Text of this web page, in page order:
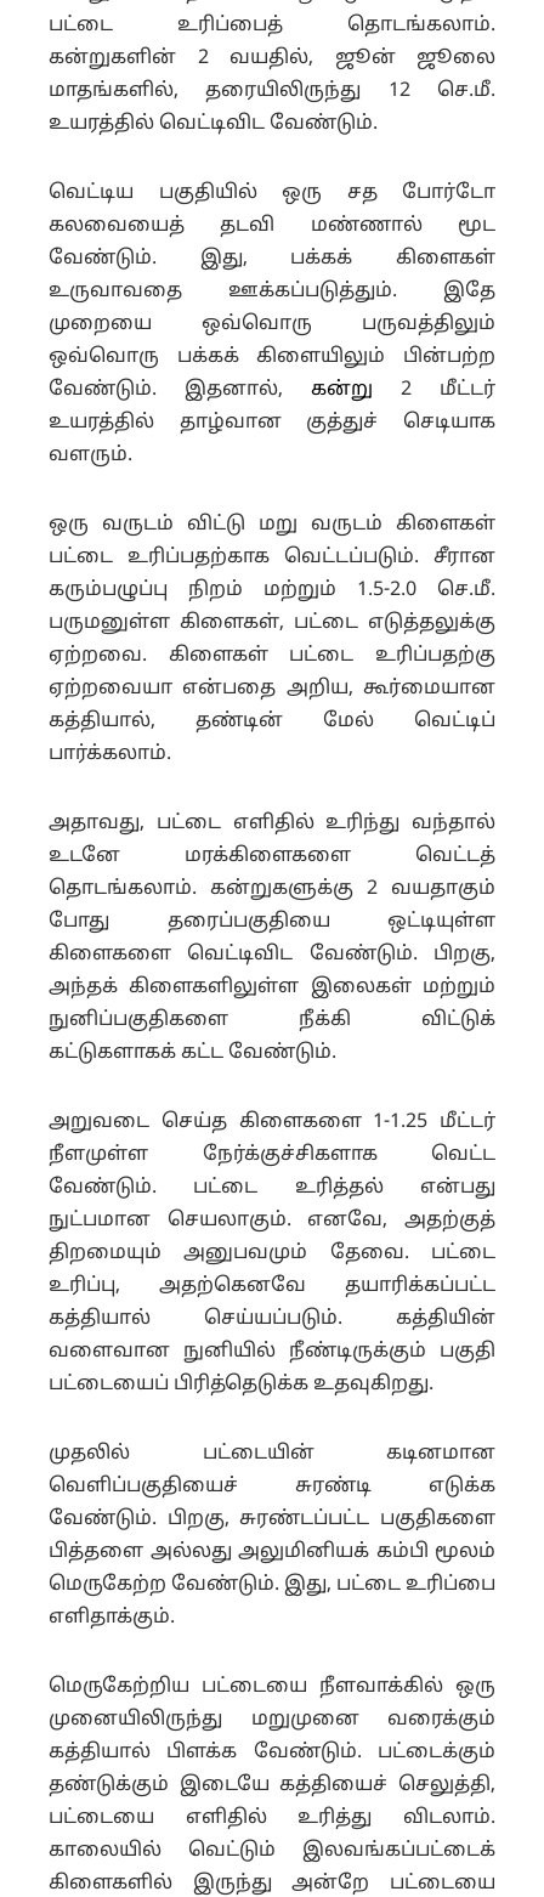
பட்டை உரிப்பைத் தொடங்கலாம்.
கன்றுகளின் 2 வயதில், ஜூன் ஜூலை
மாதங்களில், தரையிலிருந்து 12 செ.மீ.
உயரத்தில் வெட்டிவிட வேண்டும்.
வெட்டிய பகுதியில் ஒரு சத போர்டோ
கலவையைத் தடவி மண்ணால் மூட
வேண்டும். இது, பக்கக் கிளைகள்
உருவாவதை ஊக்கப்படுத்தும். இதே
முறையை ஒவ்வொரு பருவத்திலும்
ஒவ்வொரு பக்கக் கிளையிலும் பின்பற்ற
வேண்டும். இதனால், கன்று 2 மீட்டர்
உயரத்தில் தாழ்வான குத்துச் செடியாக
வளரும்.
ஒரு வருடம் விட்டு மறு வருடம் கிளைகள்
பட்டை உரிப்பதற்காக வெட்டப்படும். சீரான
கரும்பழுப்பு நிறம் மற்றும் 1.5-2.0 செ.மீ.
பருமனுள்ள கிளைகள், பட்டை எடுத்தலுக்கு
ஏற்றவை. கிளைகள் பட்டை உரிப்பதற்கு
ஏற்றவையா என்பதை அறிய, கூர்மையான
கத்தியால், தண்டின் மேல் வெட்டிப்
பார்க்கலாம்.
அதாவது, பட்டை எளிதில் உரிந்து வந்தால்
உடனே மரக்கிளைகளை வெட்டத்
தொடங்கலாம். கன்றுகளுக்கு 2 வயதாகும்
போது தரைப்பகுதியை ஒட்டியுள்ள
கிளைகளை வெட்டிவிட வேண்டும். பிறகு,
அந்தக் கிளைகளிலுள்ள இலைகள் மற்றும்
நுனிப்பகுதிகளை நீக்கி விட்டுக்
கட்டுகளாகக் கட்ட வேண்டும்.
அறுவடை செய்த கிளைகளை 1-1.25 மீட்டர்
நீளமுள்ள நேர்க்குச்சிகளாக வெட்ட
வேண்டும். பட்டை உரித்தல் என்பது
நுட்பமான செயலாகும். எனவே, அதற்குத்
திறமையும் அனுபவமும் தேவை. பட்டை
உரிப்பு, அதற்கெனவே தயாரிக்கப்பட்ட
கத்தியால் செய்யப்படும். கத்தியின்
வளைவான நுனியில் நீண்டிருக்கும் பகுதி
பட்டையைப் பிரித்தெடுக்க உதவுகிறது.
முதலில் பட்டையின் கடினமான
வெளிப்பகுதியைச் சுரண்டி எடுக்க
வேண்டும். பிறகு, சுரண்டப்பட்ட பகுதிகளை
பித்தளை அல்லது அலுமினியக் கம்பி மூலம்
மெருகேற்ற வேண்டும். இது, பட்டை உரிப்பை
எளிதாக்கும்.
மெருகேற்றிய பட்டையை நீளவாக்கில் ஒரு
முனையிலிருந்து மறுமுனை வரைக்கும்
கத்தியால் பிளக்க வேண்டும். பட்டைக்கும்
தண்டுக்கும் இடையே கத்தியைச் செலுத்தி,
பட்டையை எளிதில் உரித்து விடலாம்.
காலையில் வெட்டும் இலவங்கப்பட்டைக்
கிளைகளில் இருந்து அன்றே பட்டையை